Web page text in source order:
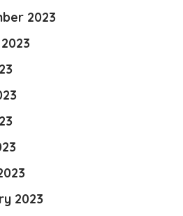
2023
2023